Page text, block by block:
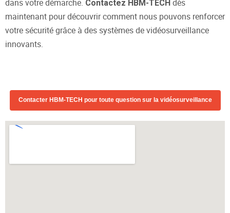
dans votre démarche. Contactez HBM-TECH dès
maintenant pour découvrir comment nous pouvons renforcer
votre sécurité grâce à des systèmes de vidéosurveillance
innovants.
Contacter HBM-TECH pour toute question sur la vidéosurveillance